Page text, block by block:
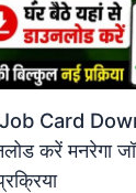
Card
करें मनरेगा